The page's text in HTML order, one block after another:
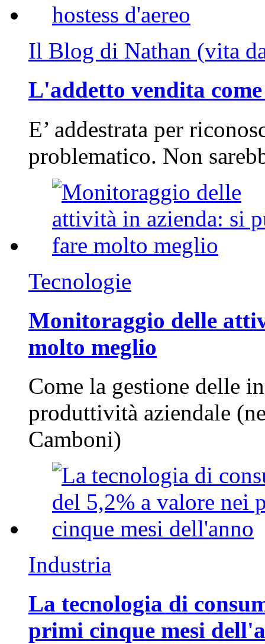
Il Blog di Nathan (vita
L'addetto vendita
E’ addestrata per
problematico. Non
Tecnologie
Monitoraggio delle
molto meglio
Come la gestione delle
produttività aziendale
Camboni)
Industria
La tecnologia di
primi cinque mesi